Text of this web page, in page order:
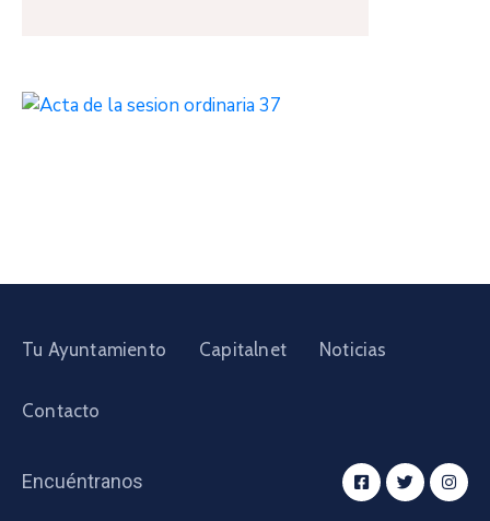
Tu Ayuntamiento Capitalnet Noticias
Contacto
Encuéntranos